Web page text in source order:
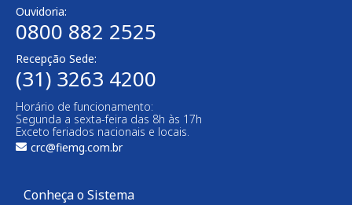
Ouvidoria:
0800 882 2525
Recepção Sede:
(31) 3263 4200
Horário de funcionamento:
Segunda a sexta-feira das 8h às 17h
Exceto feriados nacionais e locais.
crc@fiemg.com.br
Conheça o Sistema